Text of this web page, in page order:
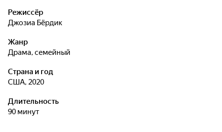
Режиссёр
Джозиа Бёрдик
Жанр
драма, семейный
Страна и год
США, 2020
Длительность
90 минут